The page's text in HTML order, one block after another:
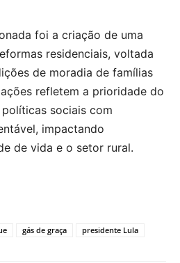
foi a criação de uma
residenciais, voltada
de moradia de famílias
refletem a prioridade do
sociais com
impactando
de vida e o setor rural.
gás de graça presidente Lula